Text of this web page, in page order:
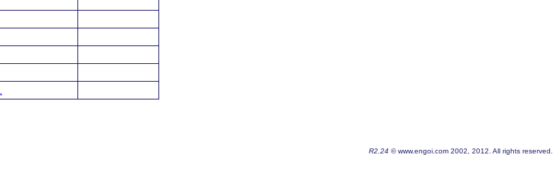
R2.24 © www.engoi.com 2002, 2012. All rights reserved.